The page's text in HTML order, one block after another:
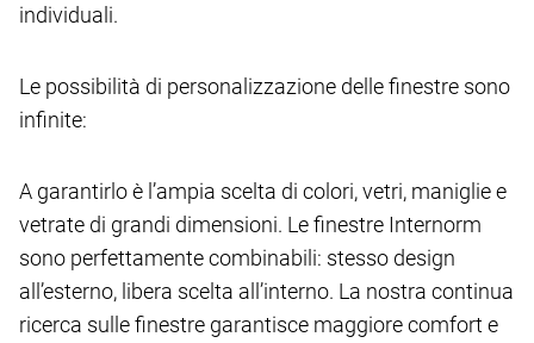
individuali.
Le possibilità di personalizzazione delle finestre sono
infinite:
A garantirlo è l’ampia scelta di colori, vetri, maniglie e
vetrate di grandi dimensioni. Le finestre Internorm
sono perfettamente combinabili: stesso design
all’esterno, libera scelta all’interno. La nostra continua
ricerca sulle finestre garantisce maggiore comfort e